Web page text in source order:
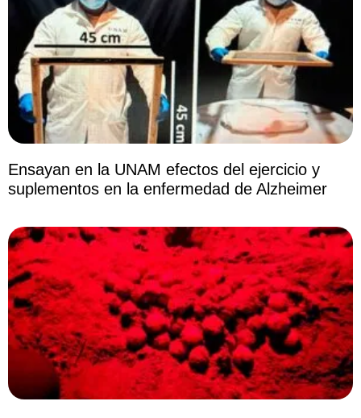
Ensayan en la UNAM efectos del ejercicio y
suplementos en la enfermedad de Alzheimer